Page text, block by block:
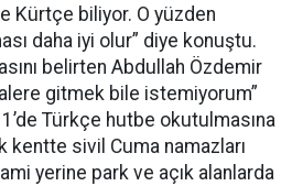
Kürtçe biliyor. O yüzden
daha iyi olur” diye konuştu.
belirten Abdullah Özdemir
gitmek bile istemiyorum”
Türkçe hutbe okutulmasına
kentte sivil Cuma namazları
yerine park ve açık alanlarda